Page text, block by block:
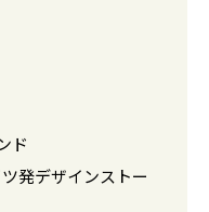
ド
発デザインストー